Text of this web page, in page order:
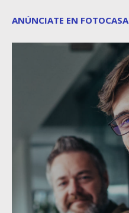
ANÚNCIATE EN FOTOCASA